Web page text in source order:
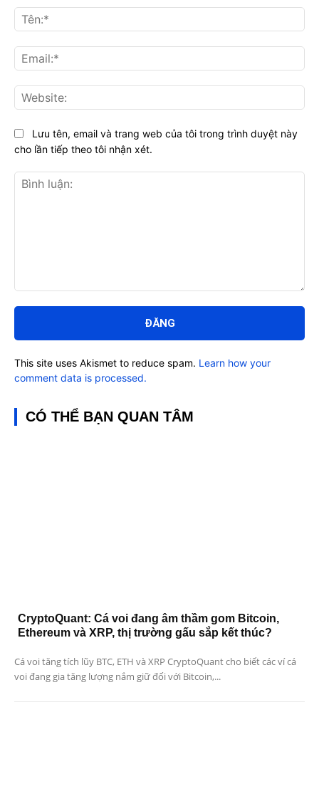
luận:
Lưu tên, email và trang web của tôi trong trình duyệt này
cho lần tiếp theo tôi nhận xét.
This site uses Akismet to reduce spam. Learn how your
comment data is processed.
CÓ THỂ BẠN QUAN TÂM
CryptoQuant: Cá voi đang âm thầm gom Bitcoin,
Ethereum và XRP, thị trường gấu sắp kết thúc?
Cá voi tăng tích lũy BTC, ETH và XRP CryptoQuant cho biết các ví cá
voi đang gia tăng lượng nắm giữ đối với Bitcoin,...